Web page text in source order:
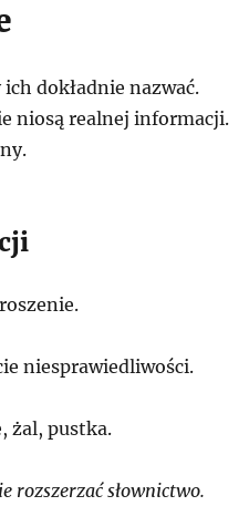
dokładnie nazwać.
niosą realnej informacji.
niesprawiedliwości.
żal, pustka.
rozszerzać słownictwo.